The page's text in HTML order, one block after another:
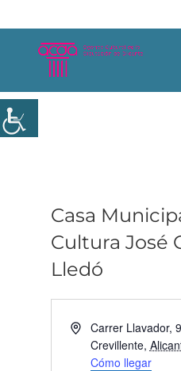
Casa
Cultura José
Lledó
Dirección
Carrer Llavador, 9
Crevillente,
Cómo llegar